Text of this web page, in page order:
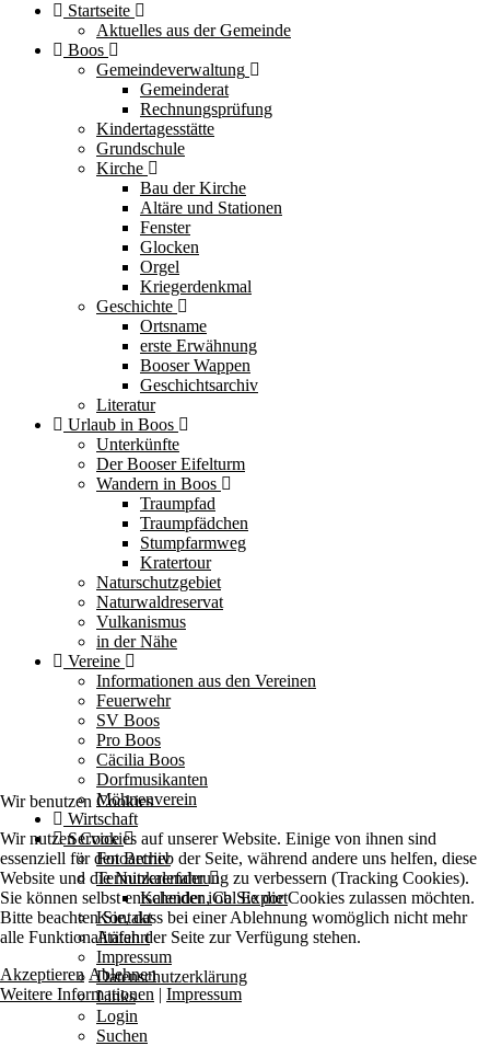
Startseite
Aktuelles aus der Gemeinde
Boos
Gemeindeverwaltung
Gemeinderat
Rechnungsprüfung
Kindertagesstätte
Grundschule
Kirche
Bau der Kirche
Altäre und Stationen
Fenster
Glocken
Orgel
Kriegerdenkmal
Geschichte
Ortsname
erste Erwähnung
Booser Wappen
Geschichtsarchiv
Literatur
Urlaub in Boos
Unterkünfte
Der Booser Eifelturm
Wandern in Boos
Traumpfad
Traumpfädchen
Stumpfarmweg
Kratertour
Naturschutzgebiet
Naturwaldreservat
Vulkanismus
in der Nähe
Vereine
Informationen aus den Vereinen
Feuerwehr
SV Boos
Pro Boos
Cäcilia Boos
Dorfmusikanten
Möhnenverein
Wirtschaft
Service
Fotoarchiv
Terminkalender
Kalender iCal Export
Kontakt
Anfahrt
Impressum
Datenschutzerklärung
Links
Login
Suchen
Wir benutzen Cookies
Wir nutzen Cookies auf unserer Website. Einige von ihnen sind
essenziell für den Betrieb der Seite, während andere uns helfen, diese
Website und die Nutzererfahrung zu verbessern (Tracking Cookies).
Sie können selbst entscheiden, ob Sie die Cookies zulassen möchten.
Bitte beachten Sie, dass bei einer Ablehnung womöglich nicht mehr
alle Funktionalitäten der Seite zur Verfügung stehen.
Akzeptieren Ablehnen
Weitere Informationen | Impressum